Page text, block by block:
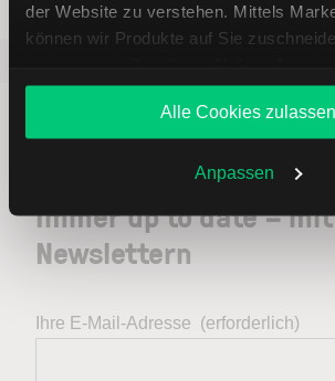
der Website zu verstehen. Mittels
können wir Produkte auf Sie
Angebote unterbreiten. Sie
Sie zulassen oder ablehnen. Ihre
Sie jederzeit in denCookie-
Weitere Infos auch in unserer
Alle Cookies zulassen
Anpassen
Immer up to date –
Newslettern
Ihre E-Mail-Adresse (erforderlich)